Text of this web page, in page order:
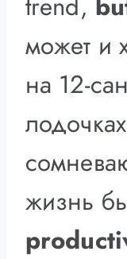
может и
на 12-
жизнь